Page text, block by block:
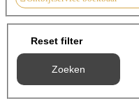
Reset filter
Zoeken